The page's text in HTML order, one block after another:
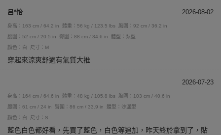
呂*怡 2026-08-02
身高：163 cm / 64.2 in 體重：56 kg / 123.5 lbs
胸圍：92 cm / 36.2 in
腰圍：52 cm / 20.5 in
臀圍：88 cm / 34.6 in
體型：梨型
顏色：白
尺寸：M
穿起來涼爽舒適有氣質大推
2026-07-23
身高：164 cm / 64.6 in 體重：48 kg / 105.8 lbs
胸圍：103 cm / 40.6 in
腰圍：61 cm / 24 in
臀圍：86 cm / 33.9 in
體型：沙漏型
顏色：白
尺寸：S
藍色白色都好看，先買了藍色，白色等追加，昨天終於拿到了，貼